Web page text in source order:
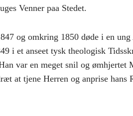
Venner paa Stedet.
og omkring 1850 døde i en
i et anseet tysk theologisk
var en meget snil og ømhjertet
at tjene Herren og anprise hans